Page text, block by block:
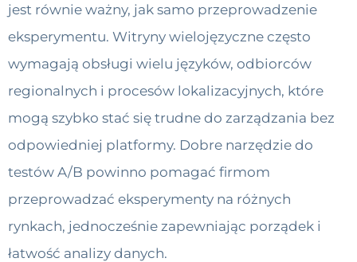
jest równie ważny, jak samo przeprowadzenie
eksperymentu. Witryny wielojęzyczne często
wymagają obsługi wielu języków, odbiorców
regionalnych i procesów lokalizacyjnych, które
mogą szybko stać się trudne do zarządzania bez
odpowiedniej platformy. Dobre narzędzie do
testów A/B powinno pomagać firmom
przeprowadzać eksperymenty na różnych
rynkach, jednocześnie zapewniając porządek i
łatwość analizy danych.